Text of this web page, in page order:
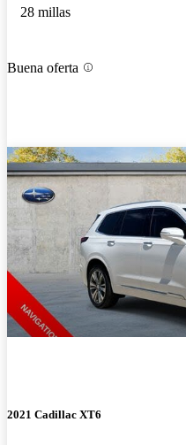
28 millas
Buena oferta
2021 Cadillac XT6